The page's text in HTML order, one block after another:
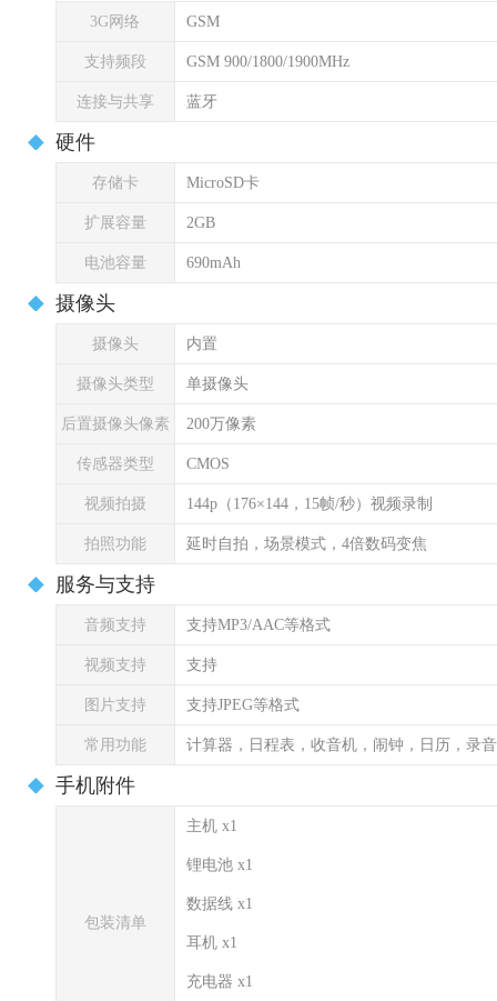
3G网络 GSM
支持频段 GSM 900/1800/1900MHz
连接与共享 蓝牙
硬件
存储卡 MicroSD卡
扩展容量 2GB
电池容量 690mAh
摄像头
摄像头 内置
摄像头类型 单摄像头
后置摄像头像素 200万像素
传感器类型 CMOS
视频拍摄 144p（176×144，15帧/秒）视频录制
拍照功能 延时自拍，场景模式，4倍数码变焦
服务与支持
音频支持 支持MP3/AAC等格式
视频支持 支持
图片支持 支持JPEG等格式
常用功能 计算器，日程表，收音机，闹钟，日历，录
手机附件
包装清单
主机 x1
锂电池 x1
数据线 x1
耳机 x1
充电器 x1